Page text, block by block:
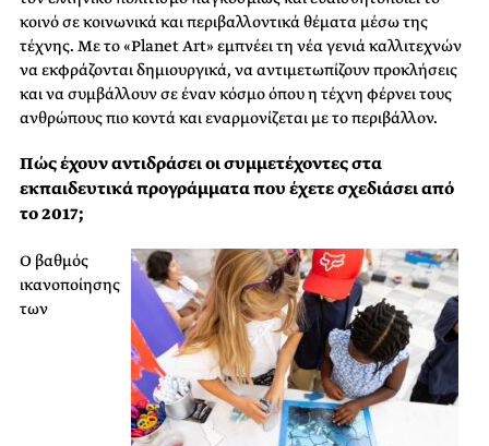
κοινό σε κοινωνικά και περιβαλλοντικά θέματα μέσω της
τέχνης. Με το «Planet Art» εμπνέει τη νέα γενιά καλλιτεχνών
να εκφράζονται δημιουργικά, να αντιμετωπίζουν προκλήσεις
και να συμβάλλουν σε έναν κόσμο όπου η τέχνη φέρνει τους
ανθρώπους πιο κοντά και εναρμονίζεται με το περιβάλλον.
Πώς έχουν αντιδράσει οι συμμετέχοντες στα
εκπαιδευτικά προγράμματα που έχετε σχεδιάσει από
το 2017;
Ο βαθμός
ικανοποίησης
των